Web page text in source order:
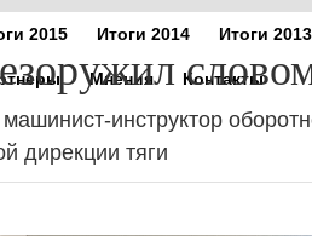
2015 Итоги 2014 Итоги 2013
Мнения Контакты
машинист-инструктор
дирекции тяги